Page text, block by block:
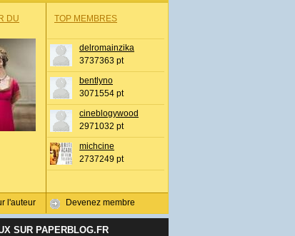
DU
l'auteur
TOP MEMBRES
delromainzika
3737363 pt
bentlyno
3071554 pt
cineblogywood
2971032 pt
michcine
2737249 pt
Devenez membre
SUR PAPERBLOG.FR